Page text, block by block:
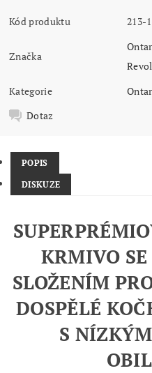
Kód produktu 213-
Značka
Kategorie
Dotaz
POPIS
DISKUZE
KRMIVO
SLOŽENÍM
DOSPĚLÉ
S